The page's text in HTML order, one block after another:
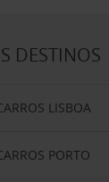
DESTINOS
LISBOA
PORTO